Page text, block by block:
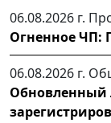
06.08.2026 г.
Огненное ЧП:
06.08.2026 г.
Обновленный